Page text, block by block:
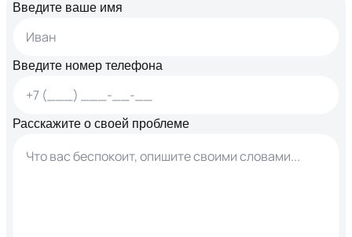
Введите ваше имя
Введите номер телефона
Расскажите о своей проблеме